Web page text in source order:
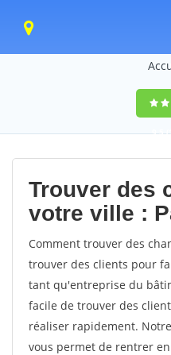
9,5
Trouver des
votre ville :
Comment trouver des
trouver des clients pour
tant qu'entreprise du
facile de trouver des
réaliser rapidement.
vous permet de rentrer